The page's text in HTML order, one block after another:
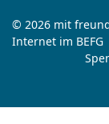
© 2026 mit
Internet im BEFG